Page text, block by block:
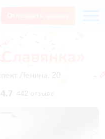
Ленина, 20
4.7 442 отзыва